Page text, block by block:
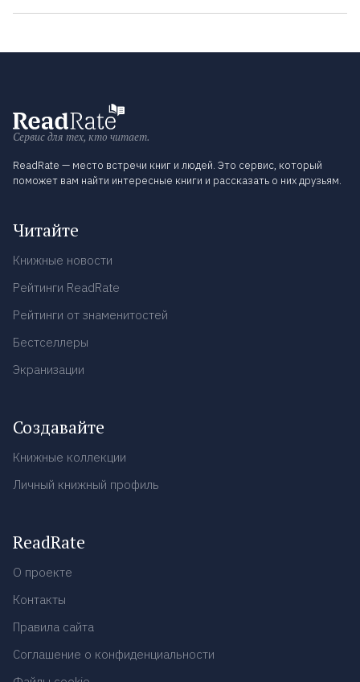
Сервис для тех, кто читает.
ReadRate — место встречи книг и людей. Это сервис, который
поможет вам найти интересные книги и рассказать о них друзьям.
Читайте
Книжные новости
Рейтинги ReadRate
Рейтинги от знаменитостей
Бестселлеры
Экранизации
Создавайте
Книжные коллекции
Личный книжный профиль
ReadRate
О проекте
Контакты
Правила сайта
Соглашение о конфиденциальности